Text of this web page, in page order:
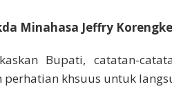
Minahasa Jeffry
Bupati, catatan-
khsuus untuk